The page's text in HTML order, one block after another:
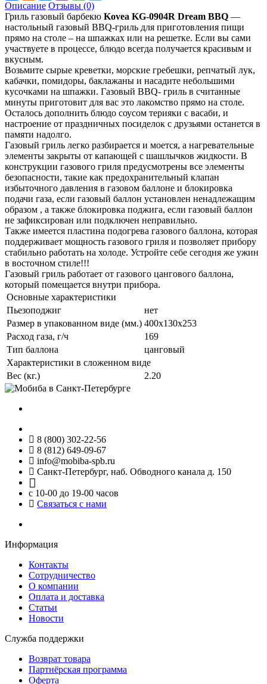
Описание Отзывы (0)
Гриль газовый барбекю Kovea KG-0904R Dream BBQ —
настольный газовый BBQ-гриль для приготовления пищи
прямо на столе – на шпажках или на решетке. Если вы сами
участвуете в процессе, блюдо всегда получается красивым и
вкусным.
Возьмите сырые креветки, морские гребешки, репчатый лук,
кабачки, помидоры, баклажаны и насадите небольшими
кусочками на шпажки. Газовый BBQ- гриль в считанные
минуты приготовит для вас это лакомство прямо на столе.
Осталось дополнить блюдо соусом терияки с васаби, и
настроение от праздничных посиделок с друзьями останется в
памяти надолго.
Газовый гриль легко разбирается и моется, а нагревательные
элементы закрыты от капающей с шашлычков жидкости. В
конструкции газового гриля предусмотрены все элементы
безопасности, такие как предохранительный клапан
избыточного давления в газовом баллоне и блокировка
подачи газа, если газовый баллон установлен ненадлежащим
образом , а также блокировка поджига, если газовый баллон
не зафиксирован или подключен неправильно.
Также имеется пластина подогрева газового баллона, которая
поддерживает мощность газового гриля и позволяет прибору
стабильно работать на холоде. Устройте себе сегодня же ужин
в восточном стиле!!!
Газовый гриль работает от газового цангового баллона,
который помещается внутри прибора.
Основные характеристики
Пьезоподжиг
нет
Размер в упакованном виде (мм.) 400x130x253
Расход газа, г/ч
169
Тип баллона
цанговый
Характеристики в сложенном виде
Вес (кг.)
2.20
8 (800) 302-22-56
8 (812) 649-09-67
info@mobiba-spb.ru
Санкт-Петербург, наб. Обводного канала д. 150
с 10-00 до 19-00 часов
Связаться с нами
Информация
Контакты
Сотрудничество
О компании
Оплата и доставка
Статьи
Новости
Служба поддержки
Возврат товара
Партнёрская программа
Оферта